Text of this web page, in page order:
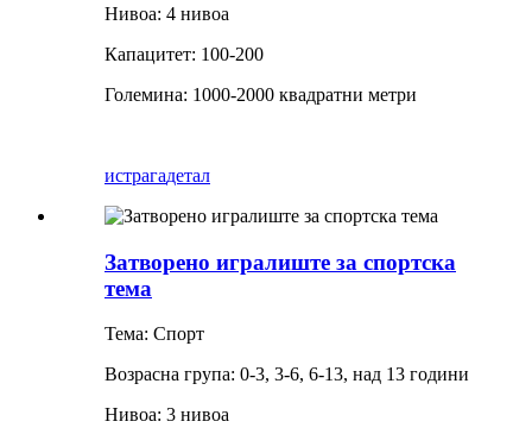
Нивоа: 4 нивоа
Капацитет: 100-200
Големина: 1000-2000 квадратни метри
истрагадетал
Затворено игралиште за спортска
тема
Тема: Спорт
Возрасна група: 0-3, 3-6, 6-13, над 13 години
Нивоа: 3 нивоа